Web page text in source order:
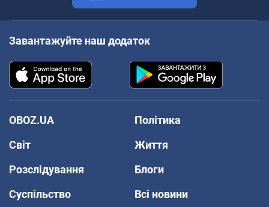
Завантажуйте наш додаток
OBOZ.UA
Політика
Світ
Життя
Розслідування
Блоги
Суспільство
Всі новини